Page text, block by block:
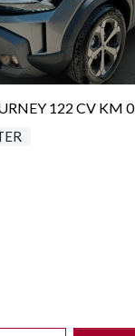
122 CV KM 0